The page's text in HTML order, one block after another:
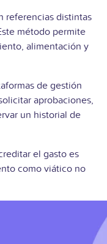
referencias distintas
método permite
alimentación y
de gestión
aprobaciones,
un historial de
el gasto es
como viático no